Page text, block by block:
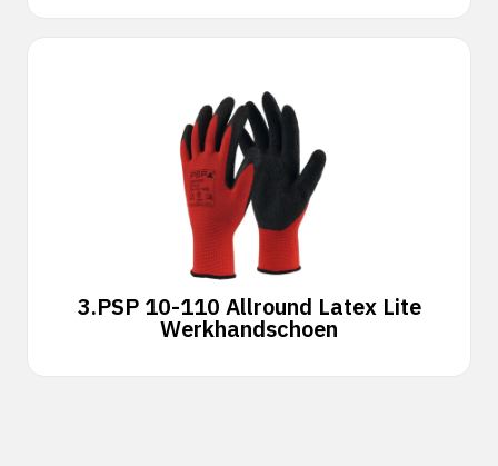
3.PSP 10-110 Allround Latex Lite
Werkhandschoen